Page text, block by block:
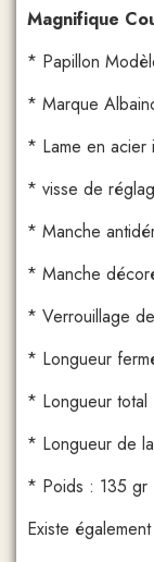
Magnifique
* Papillon
* Marque
* Lame en acier
* visse de
* Manche
* Manche
* Verrouillage
* Longueur
* Longueur
* Longueur de
* Poids : 135 gr
Existe